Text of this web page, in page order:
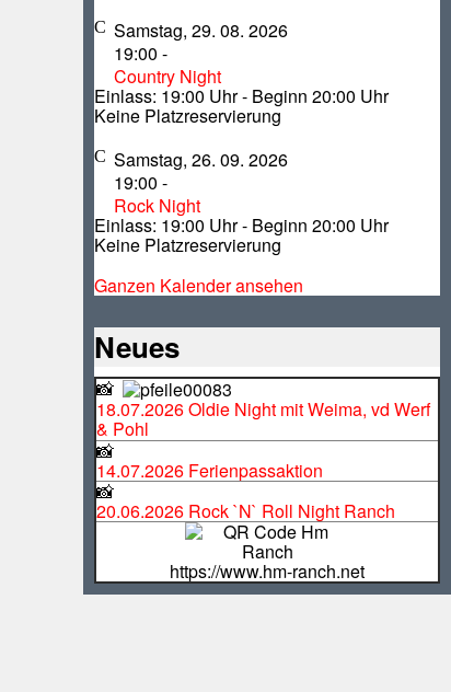
Samstag, 29. 08. 2026
19:00 -
Country Night
Einlass: 19:00 Uhr - Beginn 20:00 Uhr
Keine Platzreservierung
Samstag, 26. 09. 2026
19:00 -
Rock Night
Einlass: 19:00 Uhr - Beginn 20:00 Uhr
Keine Platzreservierung
Ganzen Kalender ansehen
Neues
📸
18.07.2026 Oldie Night mit Weima, vd Werf
& Pohl
📸
14.07.2026 Ferienpassaktion
📸
20.06.2026 Rock `N` Roll Night Ranch
https://www.hm-ranch.net